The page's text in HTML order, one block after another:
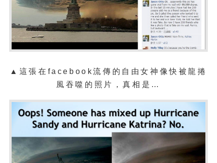
▲這張在facebook流傳的自由女神像快被龍捲
風吞噬的照片，真相是…